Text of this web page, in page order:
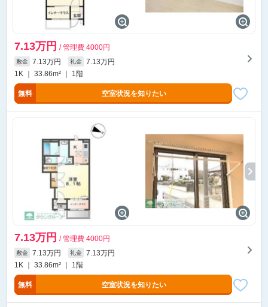
7.13万円 / 管理費 4000円
敷金 7.13万円 礼金
7.13万円
1K ｜ 33.86m² ｜ 1階
無料 空室状況を知りたい
7.13万円 / 管理費 4000円
敷金 7.13万円 礼金
7.13万円
1K ｜ 33.86m² ｜ 1階
無料 空室状況を知りたい